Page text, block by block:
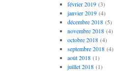
février 2019(3)
janvier 2019(4)
décembre 2018(5)
novembre 2018(4)
octobre 2018(4)
septembre 2018(4)
août 2018(1)
juillet 2018(1)